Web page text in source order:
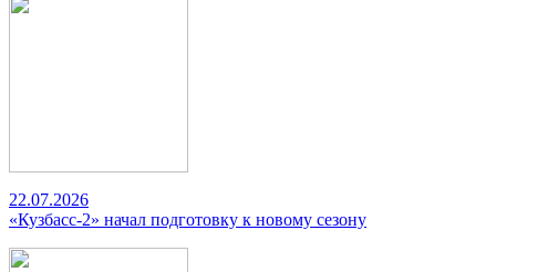
22.07.2026
«Кузбасс-2» начал подготовку к новому сезону